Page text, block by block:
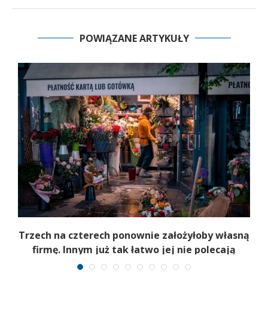
POWIĄZANE ARTYKUŁY
Trzech na czterech ponownie założyłoby własną
firmę. Innym już tak łatwo jej nie polecają